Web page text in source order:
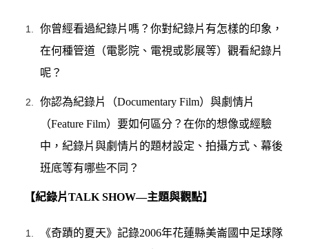
你曾經看過紀錄片嗎？你對紀錄片有怎樣的印象，
在何種管道（電影院、電視或影展等）觀看紀錄片
呢？
你認為紀錄片（Documentary Film）與劇情片
（Feature Film）要如何區分？在你的想像或經驗
中，紀錄片與劇情片的題材設定、拍攝方式、幕後
班底等有哪些不同？
【紀錄片TALK SHOW—主題與觀點】
《奇蹟的夏天》記錄2006年花蓮縣美崙國中足球隊